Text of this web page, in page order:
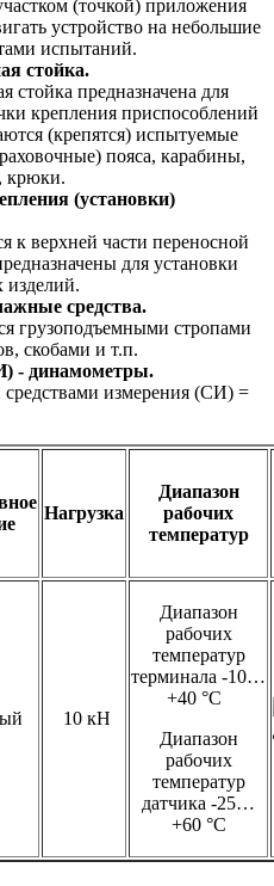
(точкой) приложения
устройство на небольшие
испытаний.
стойка.
стойка предназначена для
крепления приспособлений
(крепятся) испытуемые
пояса, карабины,
крюки.
(установки)
к верхней части переносной
для установки
изделий.
средства.
грузоподъемными стропами
скобами и т.п.
- динамометры.
измерения (СИ) =
Нагрузка
Диапазон
рабочих
температур
10 кН
Диапазон
рабочих
температур
терминала -10…
+40 °С
Диапазон
рабочих
температур
датчика -25…
+60 °С